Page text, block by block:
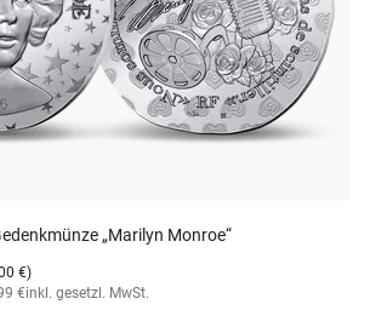
„Marilyn Monroe“
€)
€inkl. gesetzl. MwSt.